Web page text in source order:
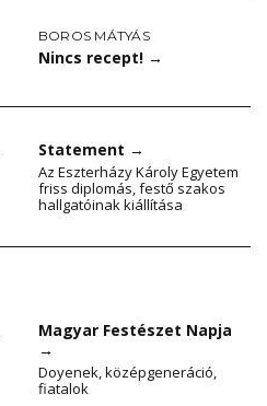
BOROS MÁTYÁS
Nincs recept! →
Statement →
Az Eszterházy Károly Egyetem
friss diplomás, festő szakos
hallgatóinak kiállítása
Magyar Festészet Napja
→
Doyenek, középgeneráció,
fiatalok